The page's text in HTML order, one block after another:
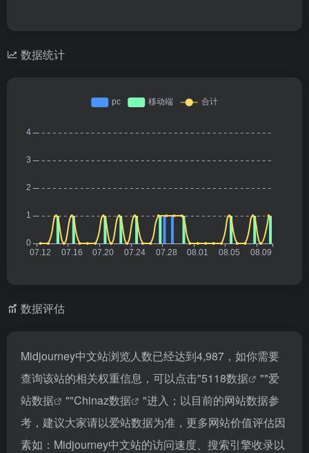
数据统计
数据评估
Midjourney中文站浏览人数已经达到4,987，如你需要
查询该站的相关权重信息，可以点击"5118数据 ""爱
站数据
""Chinaz数据
"进入；以目前的网站数据参
考，建议大家请以爱站数据为准，更多网站价值评估因
素如：Midjourney中文站的访问速度、搜索引擎收录以